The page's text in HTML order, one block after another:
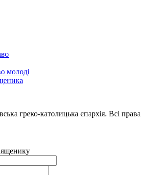
молоді
греко-католицька єпархія. Всі права